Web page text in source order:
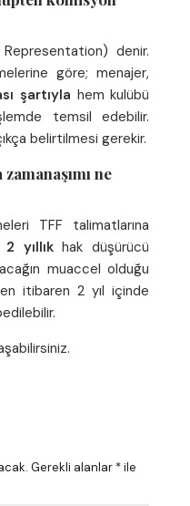
denir.
göre; menajer,
şartıyla hem kulübü
temsil edebilir.
belirtilmesi gerekir.
ne
TFF talimatlarına
2 yıllıkhak düşürücü
muaccel olduğu
itibaren 2 yıl içinde
Gerekli alanlar *ile